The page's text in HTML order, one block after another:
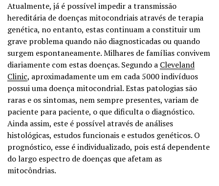
Atualmente, já é possível impedir a transmissão
hereditária de doenças mitocondriais através de terapia
genética, no entanto, estas continuam a constituir um
grave problema quando não diagnosticadas ou quando
surgem espontaneamente. Milhares de famílias convivem
diariamente com estas doenças. Segundo a Cleveland
Clinic, aproximadamente um em cada 5000 indivíduos
possui uma doença mitocondrial. Estas patologias são
raras e os sintomas, nem sempre presentes, variam de
paciente para paciente, o que dificulta o diagnóstico.
Ainda assim, este é possível através de análises
histológicas, estudos funcionais e estudos genéticos. O
prognóstico, esse é individualizado, pois está dependente
do largo espectro de doenças que afetam as
mitocôndrias.